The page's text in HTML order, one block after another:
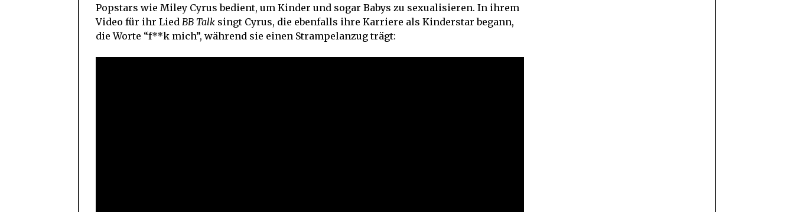
Popstars wie Miley Cyrus bedient, um Kinder und sogar Babys zu sexualisieren. In ihrem
Video für ihr Lied BB Talk singt Cyrus, die ebenfalls ihre Karriere als Kinderstar begann,
die Worte “f**k mich”, während sie einen Strampelanzug trägt: